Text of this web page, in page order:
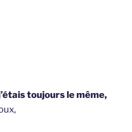
toujours le même,